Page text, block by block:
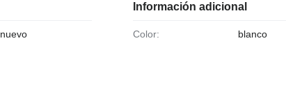
nuevo
Información adicional
Color: blanco